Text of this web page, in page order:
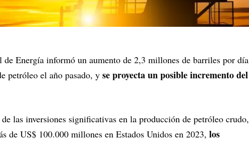
Energía informó un aumento de 2,3 millones de barriles por día
petróleo el año pasado, y se proyecta un posible incremento del
las inversiones significativas en la producción de petróleo crudo,
de US$ 100.000 millones en Estados Unidos en 2023, los